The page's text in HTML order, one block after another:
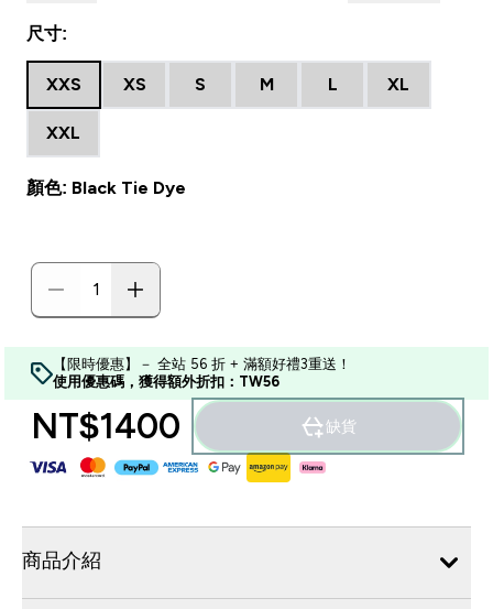
尺寸:
XXS XS S M L XL
XXL
顏色: Black Tie Dye
【限時優惠】－ 全站 56 折 + 滿額好禮3重送！
使用優惠碼，獲得額外折扣：TW56
NT$1400‎ 缺貨
商品介紹